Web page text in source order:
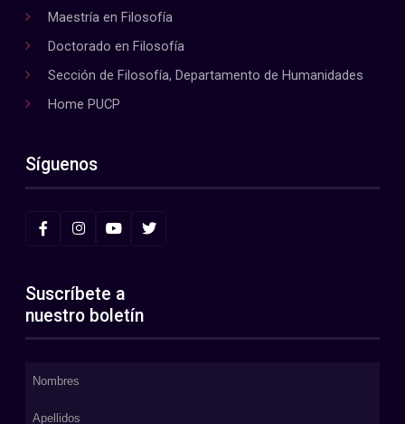
Maestría en Filosofía
Doctorado en Filosofía
Sección de Filosofía, Departamento de Humanidades
Home PUCP
Síguenos
Suscríbete a
nuestro boletín